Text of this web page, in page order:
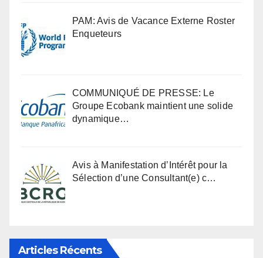
PAM: Avis de Vacance Externe Roster
Enqueteurs
COMMUNIQUÉ DE PRESSE: Le
Groupe Ecobank maintient une solide
dynamique…
Avis à Manifestation d’Intérêt pour la
Sélection d’une Consultant(e) c…
Articles Récents